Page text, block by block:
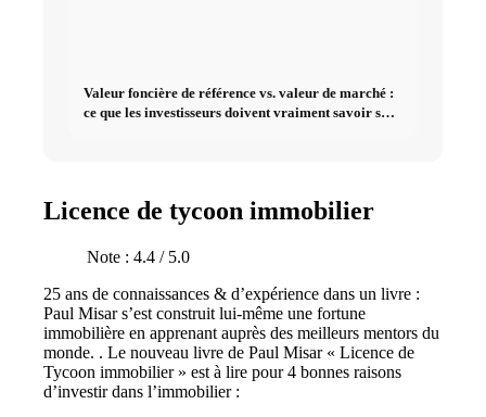
Valeur foncière de référence vs. valeur de marché :
ce que les investisseurs doivent vraiment savoir sur
Licence de tycoon immobilier
Note : 4.4 / 5.0
25 ans de connaissances & d’expérience dans un livre :
Paul Misar s’est construit lui-même une fortune
immobilière en apprenant auprès des meilleurs mentors du
monde. . Le nouveau livre de Paul Misar « Licence de
Tycoon immobilier » est à lire pour 4 bonnes raisons
d’investir dans l’immobilier :